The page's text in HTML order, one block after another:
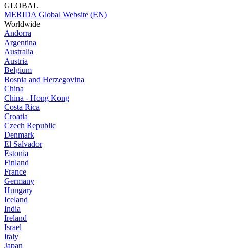
GLOBAL
MERIDA Global Website (EN)
Worldwide
Andorra
Argentina
Australia
Austria
Belgium
Bosnia and Herzegovina
China
China - Hong Kong
Costa Rica
Croatia
Czech Republic
Denmark
El Salvador
Estonia
Finland
France
Germany
Hungary
Iceland
India
Ireland
Israel
Italy
Japan